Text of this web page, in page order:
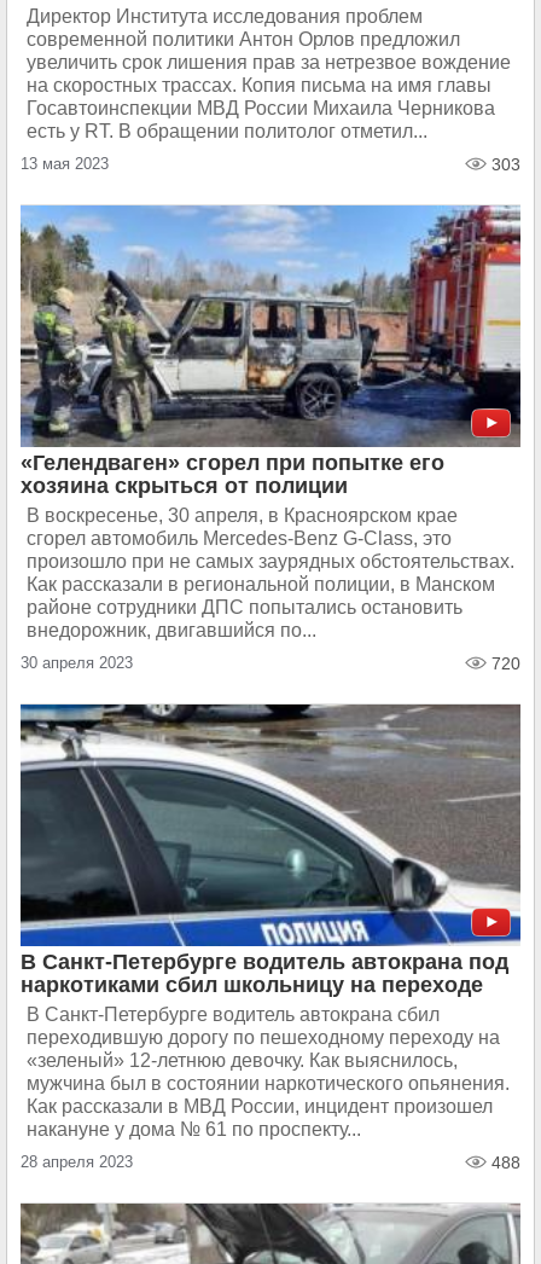
Директор Института исследования проблем
современной политики Антон Орлов предложил
увеличить срок лишения прав за нетрезвое вождение
на скоростных трассах. Копия письма на имя главы
Госавтоинспекции МВД России Михаила Черникова
есть у RT. В обращении политолог отметил...
13 мая 2023 303
«Гелендваген» сгорел при попытке его
хозяина скрыться от полиции
В воскресенье, 30 апреля, в Красноярском крае
сгорел автомобиль Mercedes-Benz G-Class, это
произошло при не самых заурядных обстоятельствах.
Как рассказали в региональной полиции, в Манском
районе сотрудники ДПС попытались остановить
внедорожник, двигавшийся по...
30 апреля 2023 720
В Санкт-Петербурге водитель автокрана под
наркотиками сбил школьницу на переходе
В Санкт-Петербурге водитель автокрана сбил
переходившую дорогу по пешеходному переходу на
«зеленый» 12-летнюю девочку. Как выяснилось,
мужчина был в состоянии наркотического опьянения.
Как рассказали в МВД России, инцидент произошел
накануне у дома № 61 по проспекту...
28 апреля 2023 488